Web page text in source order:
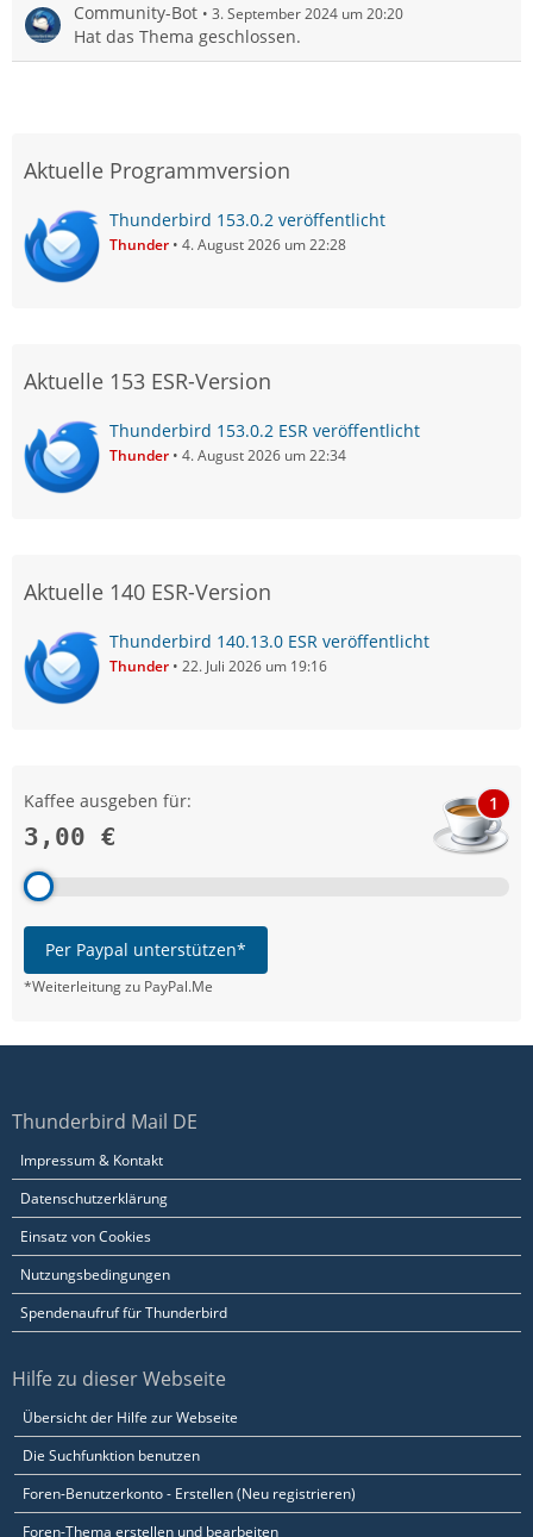
Community-Bot 3. September 2024 um 20:20
Hat das Thema geschlossen.
Aktuelle Programmversion
Thunderbird 153.0.2 veröffentlicht
Thunder 4. August 2026 um 22:28
Aktuelle 153 ESR-Version
Thunderbird 153.0.2 ESR veröffentlicht
Thunder 4. August 2026 um 22:34
Aktuelle 140 ESR-Version
Thunderbird 140.13.0 ESR veröffentlicht
Thunder 22. Juli 2026 um 19:16
Kaffee ausgeben für:
3,00 €
1
Per Paypal unterstützen*
*Weiterleitung zu PayPal.Me
Thunderbird Mail DE
Impressum & Kontakt
Datenschutzerklärung
Einsatz von Cookies
Nutzungsbedingungen
Spendenaufruf für Thunderbird
Hilfe zu dieser Webseite
Übersicht der Hilfe zur Webseite
Die Suchfunktion benutzen
Foren-Benutzerkonto - Erstellen (Neu registrieren)
Foren-Thema erstellen und bearbeiten